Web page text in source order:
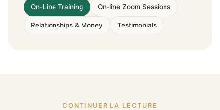
On-Line Training On-line Zoom Sessions
Relationships & Money Testimonials
CONTINUER LA LECTURE